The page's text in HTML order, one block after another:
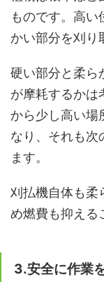
ものです。高い
かい部分を刈り
硬い部分と柔ら
が摩耗するかは
から少し高い場
なり、それも次
ます。
刈払機自体も柔
め燃費も抑える
3.安全に作業